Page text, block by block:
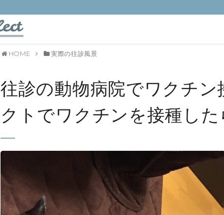
HOME 実際の往診風景
往診の動物病院でワクチ
クトでワクチンを接種した